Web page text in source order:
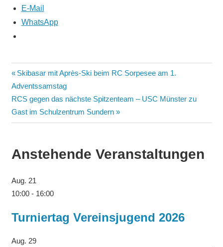
E-Mail
WhatsApp
Skibasar mit Après-Ski beim RC Sorpesee am 1.
Adventssamstag
RCS gegen das nächste Spitzenteam – USC Münster zu
Gast im Schulzentrum Sundern
Anstehende Veranstaltungen
Aug. 21
10:00- 16:00
Turniertag Vereinsjugend 2026
Aug. 29